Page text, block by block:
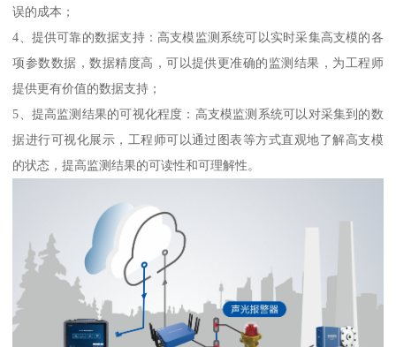
误的成本；
4、提供可靠的数据支持：高支模监测系统可以实时采集高支模的各
项参数数据，数据精度高，可以提供更准确的监测结果，为工程师
提供更有价值的数据支持；
5、提高监测结果的可视化程度：高支模监测系统可以对采集到的数
据进行可视化展示，工程师可以通过图表等方式直观地了解高支模
的状态，提高监测结果的可读性和可理解性。